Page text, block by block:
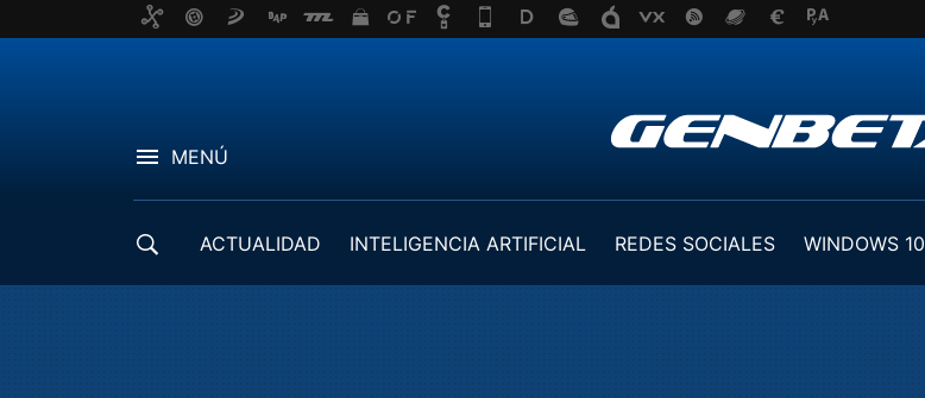
MENÚ
ACTUALIDAD INTELIGENCIA ARTIFICIAL REDES SOCIALES WINDOWS 10